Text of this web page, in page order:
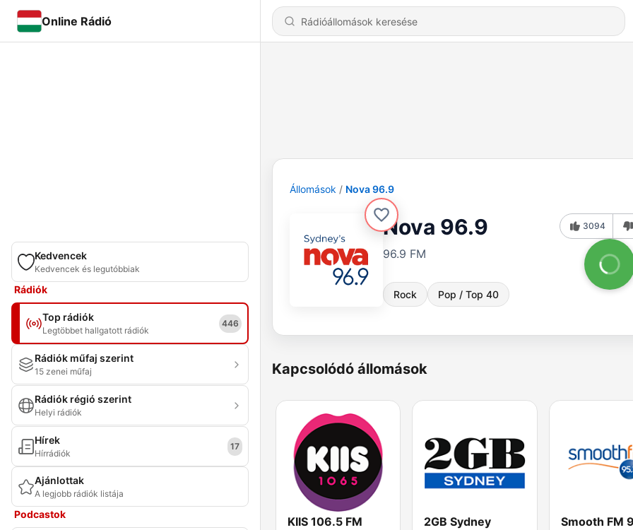
Online Rádió
Kedvencek
Kedvencek és legutóbbiak
Rádiók
Top rádiók
Legtöbbet hallgatott rádiók
446
Rádiók műfaj szerint
15 zenei műfaj
Rádiók régió szerint
Helyi rádiók
Hírek
Hírrádiók
17
Ajánlottak
A legjobb rádiók listája
Podcastok
Állomások Nova 96.9
Nova 96.9
96.9 FM
Rock Pop / Top 40
3094
Kapcsolódó állomások
KIIS 106.5 FM 2GB Sydney